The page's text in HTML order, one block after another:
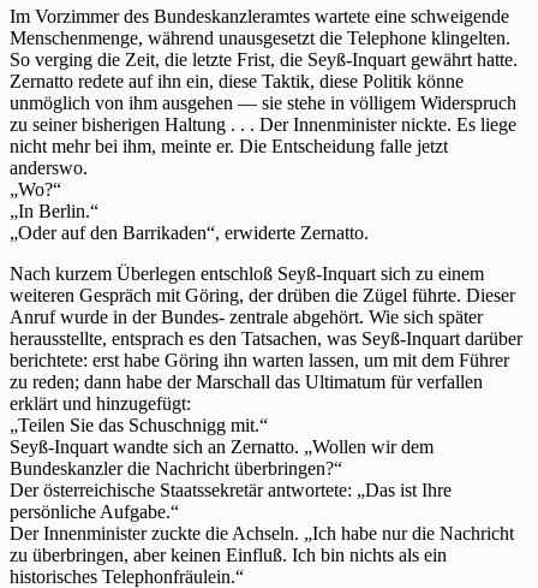
Im Vorzimmer des Bundeskanzleramtes wartete eine schweigende
Menschenmenge, während unausgesetzt die Telephone klingelten.
So verging die Zeit, die letzte Frist, die Seyß-Inquart gewährt hatte.
Zernatto redete auf ihn ein, diese Taktik, diese Politik könne
unmöglich von ihm ausgehen — sie stehe in völligem Widerspruch
zu seiner bisherigen Haltung . . . Der Innenminister nickte. Es liege
nicht mehr bei ihm, meinte er. Die Entscheidung falle jetzt
anderswo.
„Wo?“
„In Berlin.“
„Oder auf den Barrikaden“, erwiderte Zernatto.
Nach kurzem Überlegen entschloß Seyß-Inquart sich zu einem
weiteren Gespräch mit Göring, der drüben die Zügel führte. Dieser
Anruf wurde in der Bundes- zentrale abgehört. Wie sich später
herausstellte, entsprach es den Tatsachen, was Seyß-Inquart darüber
berichtete: erst habe Göring ihn warten lassen, um mit dem Führer
zu reden; dann habe der Marschall das Ultimatum für verfallen
erklärt und hinzugefügt:
„Teilen Sie das Schuschnigg mit.“
Seyß-Inquart wandte sich an Zernatto. „Wollen wir dem
Bundeskanzler die Nachricht überbringen?“
Der österreichische Staatssekretär antwortete: „Das ist Ihre
persönliche Aufgabe.“
Der Innenminister zuckte die Achseln. „Ich habe nur die Nachricht
zu überbringen, aber keinen Einfluß. Ich bin nichts als ein
historisches Telephonfräulein.“